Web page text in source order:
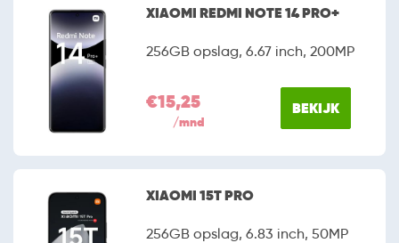
XIAOMI REDMI NOTE 14 PRO+
256GB opslag, 6.67 inch, 200MP
€15,25
/mnd
BEKIJK
XIAOMI 15T PRO
256GB opslag, 6.83 inch, 50MP